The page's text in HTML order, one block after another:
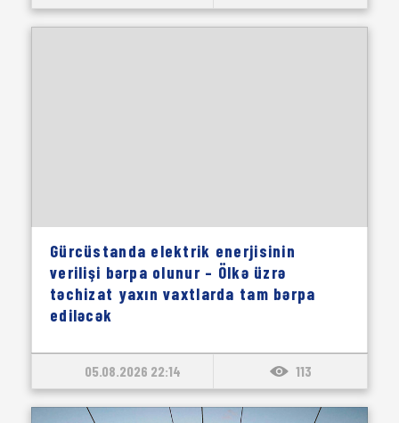
Gürcüstanda elektrik enerjisinin
verilişi bərpa olunur – Ölkə üzrə
təchizat yaxın vaxtlarda tam bərpa
ediləcək
05.08.2026 22:14 113